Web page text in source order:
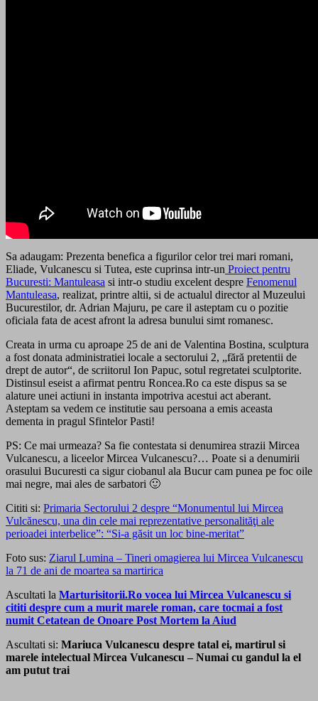
Sa adaugam: Prezenta benefica a figurilor celor trei mari romani,
Eliade, Vulcanescu si Tutea, este cuprinsa intr-un Proiect pentru
Bucuresti: Mantuleasa si intr-o studiu excelent despre Fenomenul
Mantuleasa, realizat, printre altii, si de actualul director al Muzeului
Bucurestilor, dr. Adrian Majuru, pe care il asteptam cu o pozitie
oficiala fata de acest afront la adresa bunului simt romanesc.
Creata in urma cu aproape 25 de ani de Valentina Bostina, sculptura
a fost donata administratiei locale a sectorului 2, „fără pretentii de
drept de autor“, de scriitorul Ion Papuc, sotul regretatei sculptorite.
Distinsul eseist a afirmat pentru Roncea.Ro ca este dispus sa se
alature unei actiuni in instanta impotriva acestui act aberant.
Asteptam sa vedem ce institutie sau persoana a emis aceasta
dementa in pragul Sfintelor Pasti!
PS: Ce mai urmeaza? Sa fie contestata si denumirea strazii Mircea
Vulcanescu, a liceelor Mircea Vulcanescu?… Poate si a denumirii
orasului Bucuresti ca sigur ciobanul ala Bucur cam punea pe foc oile
mai negre, mai ales de sarbatori 🙂
Cititi si: Primaria Sectorului 2 despre “Monumentul lui Mircea
Vulcănescu, una din cele mai reprezentative personalităţi ale
perioadei interbelice”: “Si-a găsit un loc bine-meritat”
Foto sus: Ziarul Lumina – Tineri omagierea lui Mircea Vulcanescu
la 71 de ani de moartea sa martirica
Ascultati la Marturisitorii.Ro vocea lui Mircea Vulcanescu si
cititi despre cum a murit marele roman, care tocmai a fost
numit Cetatean de Onoare Post Mortem la Aiud
Ascultati si: Mariuca Vulcanescu despre tatal ei, martirul si
marele intelectual Mircea Vulcanescu – Numai cu gandul la el
am putut trai